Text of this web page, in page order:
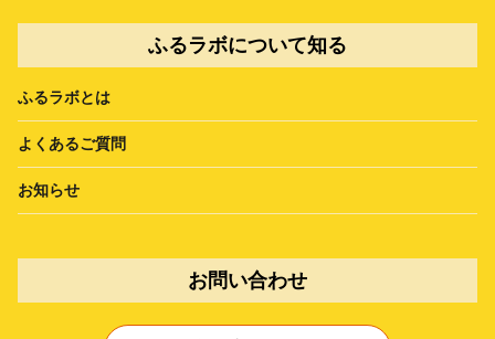
ふるラボについて知る
ふるラボとは
よくあるご質問
お知らせ
お問い合わせ